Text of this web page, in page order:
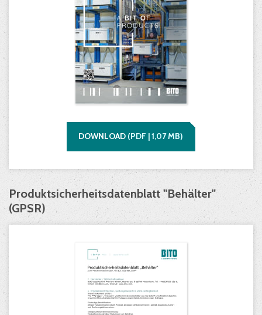
DOWNLOAD (PDF |1,07MB)
Produktsicherheitsdatenblatt "Behälter"
(GPSR)